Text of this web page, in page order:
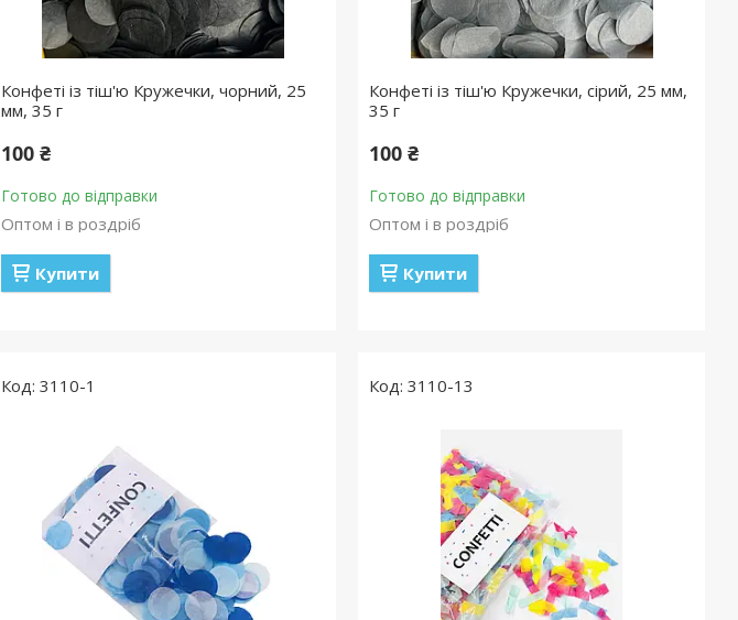
Конфеті із тіш'ю Кружечки, чорний, 25
мм, 35 г
100 ₴
Готово до відправки
Оптом і в роздріб
Купити
Конфеті із тіш'ю Кружечки, сірий, 25 мм,
35 г
100 ₴
Готово до відправки
Оптом і в роздріб
Купити
3110-1 3110-13